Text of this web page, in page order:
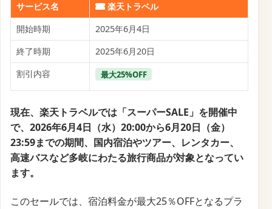
サービス名
楽天トラベル
開始時期
2025年6月4日
終了時期
2025年6月20日
割引内容
最大25%OFF
現在、楽天トラベルでは「スーパーSALE」を開催中
で、2026年6月4日（水）20:00から6月20日（金）
23:59までの期間、国内宿泊やツアー、レンタカー、
高速バスなど多岐にわたる旅行商品が対象となってい
ます。
このセールでは、宿泊料金が最大25％OFFとなるプラ